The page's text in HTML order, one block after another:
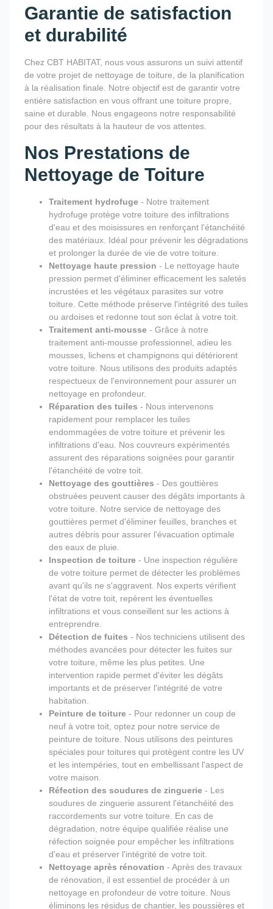
Garantie de satisfaction
et durabilité
Chez CBT HABITAT, nous vous assurons un suivi attentif
de votre projet de nettoyage de toiture, de la planification
à la réalisation finale. Notre objectif est de garantir votre
entière satisfaction en vous offrant une toiture propre,
saine et durable. Nous engageons notre responsabilité
pour des résultats à la hauteur de vos attentes.
Nos Prestations de
Nettoyage de Toiture
Traitement hydrofuge - Notre traitement
hydrofuge protège votre toiture des infiltrations
d'eau et des moisissures en renforçant l'étanchéité
des matériaux. Idéal pour prévenir les dégradations
et prolonger la durée de vie de votre toiture.
Nettoyage haute pression - Le nettoyage haute
pression permet d'éliminer efficacement les saletés
incrustées et les végétaux parasites sur votre
toiture. Cette méthode préserve l'intégrité des tuiles
ou ardoises et redonne tout son éclat à votre toit.
Traitement anti-mousse - Grâce à notre
traitement anti-mousse professionnel, adieu les
mousses, lichens et champignons qui détériorent
votre toiture. Nous utilisons des produits adaptés
respectueux de l'environnement pour assurer un
nettoyage en profondeur.
Réparation des tuiles - Nous intervenons
rapidement pour remplacer les tuiles
endommagées de votre toiture et prévenir les
infiltrations d'eau. Nos couvreurs expérimentés
assurent des réparations soignées pour garantir
l'étanchéité de votre toit.
Nettoyage des gouttières - Des gouttières
obstruées peuvent causer des dégâts importants à
votre toiture. Notre service de nettoyage des
gouttières permet d'éliminer feuilles, branches et
autres débris pour assurer l'évacuation optimale
des eaux de pluie.
Inspection de toiture - Une inspection régulière
de votre toiture permet de détecter les problèmes
avant qu'ils ne s'aggravent. Nos experts vérifient
l'état de votre toit, repèrent les éventuelles
infiltrations et vous conseillent sur les actions à
entreprendre.
Détection de fuites - Nos techniciens utilisent des
méthodes avancées pour détecter les fuites sur
votre toiture, même les plus petites. Une
intervention rapide permet d'éviter les dégâts
importants et de préserver l'intégrité de votre
habitation.
Peinture de toiture - Pour redonner un coup de
neuf à votre toit, optez pour notre service de
peinture de toiture. Nous utilisons des peintures
spéciales pour toitures qui protègent contre les UV
et les intempéries, tout en embellissant l'aspect de
votre maison.
Réfection des soudures de zinguerie - Les
soudures de zinguerie assurent l'étanchéité des
raccordements sur votre toiture. En cas de
dégradation, notre équipe qualifiée réalise une
réfection soignée pour empêcher les infiltrations
d'eau et préserver l'intégrité de votre toit.
Nettoyage après rénovation - Après des travaux
de rénovation, il est essentiel de procéder à un
nettoyage en profondeur de votre toiture. Nous
éliminons les résidus de chantier, les poussières et